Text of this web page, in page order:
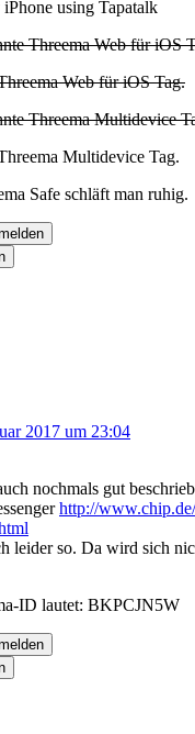
using Tapatalk
Threema Web für iOS
Web für iOS Tag.
Threema Multidevice
Multidevice Tag.
Safe schläft man ruhig.
2017 um 23:04
nochmals gut
http://
leider so. Da wird sich
ID lautet: BKPCJN5W